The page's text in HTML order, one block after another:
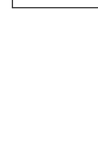
ITエンジニア向け専